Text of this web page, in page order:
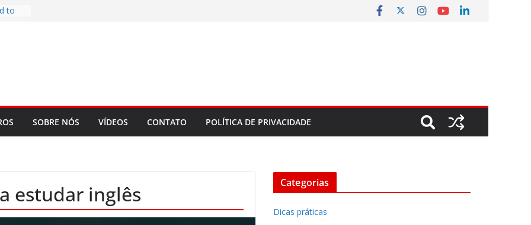
to
SOBRE NÓS VÍDEOS CONTATO POLÍTICA DE PRIVACIDADE
estudar inglês Categorias
Dicas práticas